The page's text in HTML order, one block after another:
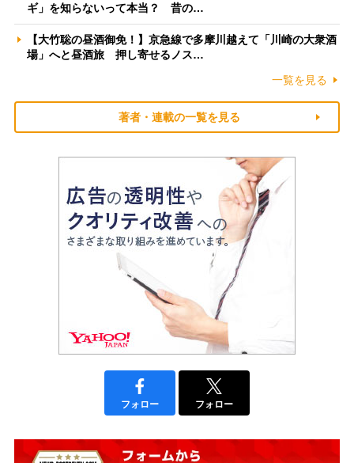
ギ」を知らないって本当？ 昔の…
【大竹聡の昼酒御免！】京急線で多摩川越えて「川崎の大衆酒
場」へと昼酒旅 押し寄せるノス…
一覧を見る
著者・連載の一覧を見る
フォロー フォロー